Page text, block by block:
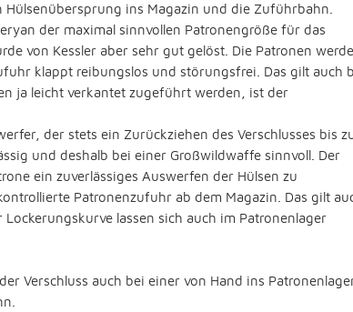
ins Magazin und die Zuführbahn.
der maximal sinnvollen Patronengröße für das
von Kessler aber sehr gut gelöst. Die Patronen
klappt reibungslos und störungsfrei. Das gilt auch
ja leicht verkantet zugeführt werden, ist der
der stets ein Zurückziehen des Verschlusses bis
und deshalb bei einer Großwildwaffe sinnvoll. Der
ein zuverlässiges Auswerfen der Hülsen zu
Patronenzufuhr ab dem Magazin. Das gilt
lassen sich auch im Patronenlager
Verschluss auch bei einer von Hand ins